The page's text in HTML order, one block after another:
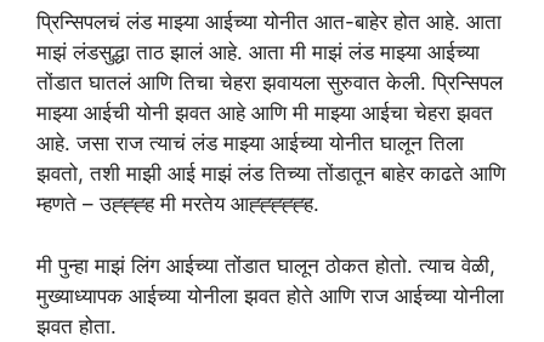
प्रिन्सिपलचं लंड माझ्या आईच्या योनीत आत-बाहेर होत आहे. आता
माझं लंडसुद्धा ताठ झालं आहे. आता मी माझं लंड माझ्या आईच्या
तोंडात घातलं आणि तिचा चेहरा झवायला सुरुवात केली. प्रिन्सिपल
माझ्या आईची योनी झवत आहे आणि मी माझ्या आईचा चेहरा झवत
आहे. जसा राज त्याचं लंड माझ्या आईच्या योनीत घालून तिला
झवतो, तशी माझी आई माझं लंड तिच्या तोंडातून बाहेर काढते आणि
म्हणते – उह्ह्ह्ह मी मरतेय आह्ह्ह्ह्ह्ह.
मी पुन्हा माझं लिंग आईच्या तोंडात घालून ठोकत होतो. त्याच वेळी,
मुख्याध्यापक आईच्या योनीला झवत होते आणि राज आईच्या योनीला
झवत होता.